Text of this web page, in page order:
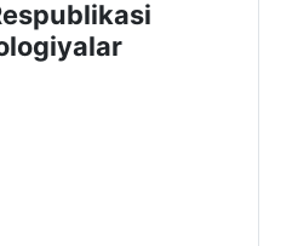
Suv